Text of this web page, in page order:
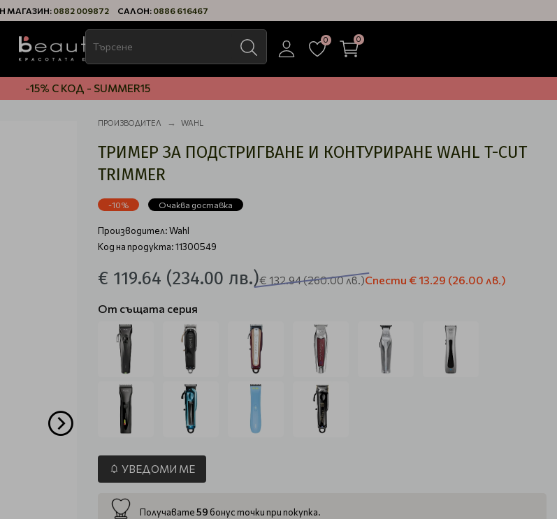
МАГАЗИН: 0882 009872 САЛОН: 0886 616467
0 0
-15% С КОД - SUMMER15
ПРОИЗВОДИТЕЛ WAHL
ТРИМЕР ЗА ПОДСТРИГВАНЕ И КОНТУРИРАНЕ WAHL T-CUT
TRIMMER
-10% Очаква доставка
Производител:Wahl
Код на продукта: 11300549
€ 119.64 (234.00 лв.)€ 132.94(260.00 лв.)Спести € 13.29 (26.00 лв.)
От същата серия
УВЕДОМИ МЕ
Получавате59 бонус точки при покупка.